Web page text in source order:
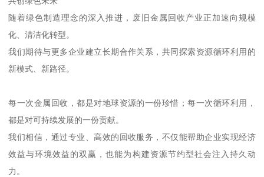
随着绿色制造理念的深入推进，废旧金属回收产业正加速向规模
化、清洁化转型。
我们期待与更多企业建立长期合作关系，共同探索资源循环利用的
新模式、新路径。
每一次金属回收，都是对地球资源的一份珍惜；每一次循环利用，
都是对可持续发展的一份贡献。
我们相信，通过专业、高效的回收服务，不仅能帮助企业实现经济
效益与环境效益的双赢，也能为构建资源节约型社会注入持久动
力。